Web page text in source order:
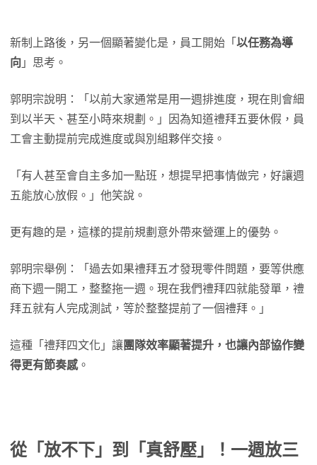
新制上路後，另一個顯著變化是，員工開始「 以任務為導
向 」思考。
郭明宗說明：「以前大家通常是用一週排進度，現在則會細
到以半天、甚至小時來規劃。」因為知道禮拜五要休假，員
工會主動提前完成進度或與別組夥伴交接。
「有人甚至會自主多加一點班，想提早把事情做完，好讓週
五能放心放假。」他笑說。
更有趣的是，這樣的提前規劃意外帶來營運上的優勢。
郭明宗舉例：「過去如果禮拜五才發現零件問題，要等供應
商下週一開工，整整拖一週。現在我們禮拜四就能發單，禮
拜五就有人完成測試，等於整整提前了一個禮拜。」
這種「禮拜四文化」讓團隊效率顯著提升，也讓內部協作變
得更有節奏感。
從「放不下」到「真舒壓」！一週放三